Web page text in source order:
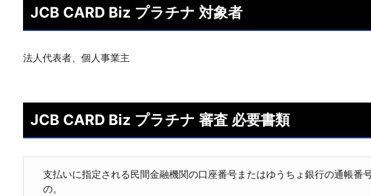
JCB CARD Biz プラチナ 対象者
法人代表者、個人事業主
JCB CARD Biz プラチナ 審査 必要書類
支払いに指定される民間金融機関の口座番号またはゆうちょ銀行の通帳番
の。